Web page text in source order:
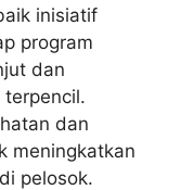
inisiatif
program
dan
dan
meningkatkan
pelosok.